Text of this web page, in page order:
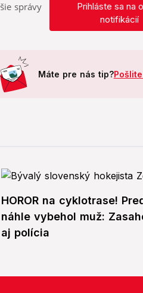
správy
Prihláste sa na
notifikácií
Máte pre nás tip?
HOROR na cyklotrase!
náhle vybehol muž:
aj polícia